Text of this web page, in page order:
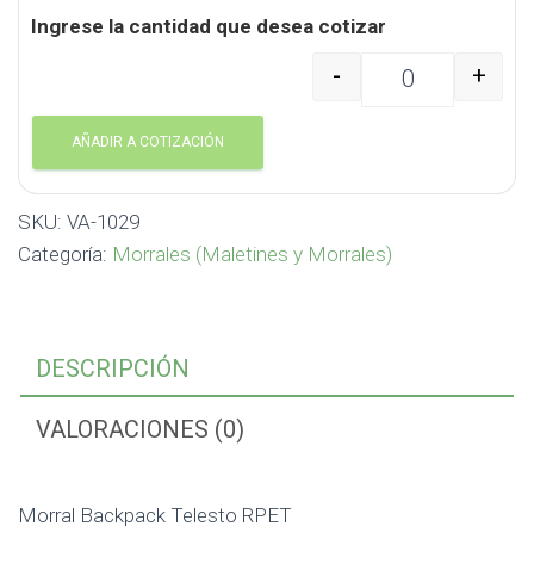
Ingrese la cantidad que desea cotizar
Morral Backpack
- +
AÑADIR A COTIZACIÓN
SKU: VA-1029
Categoría: Morrales (Maletines y Morrales)
DESCRIPCIÓN
VALORACIONES (0)
Morral Backpack Telesto RPET